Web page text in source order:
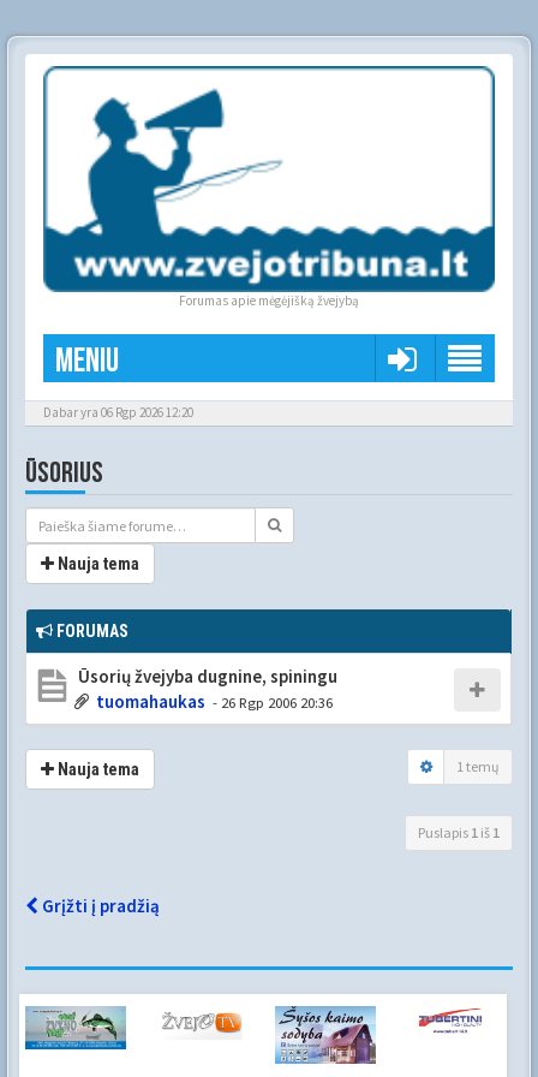
Forumas apie mėgėjišką žvejybą
Meniu
Dabar yra 06 Rgp 2026 12:20
ŪSORIUS
Nauja tema
FORUMAS
Ūsorių žvejyba dugnine, spiningu
tuomahaukas - 26 Rgp 2006 20:36
Nauja tema 1 temų
Puslapis 1 iš 1
Grįžti į pradžią